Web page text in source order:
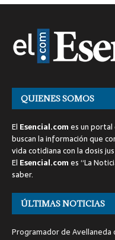
QUIENES SOMOS
El Esencial.comes un portal
buscan la información que
vida cotidiana con la dosis
El Esencial.comes “La
saber.
ÚLTIMAS NOTICIAS
Programador de Avellaneda